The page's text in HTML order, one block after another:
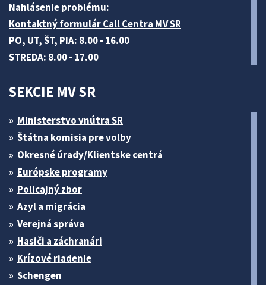
Nahlásenie problému:
Kontaktný formulár Call Centra MV SR
PO, UT, ŠT, PIA: 8.00 - 16.00
STREDA: 8.00 - 17.00
SEKCIE MV SR
Ministerstvo vnútra SR
Štátna komisia pre volby
Okresné úrady/Klientske centrá
Európske programy
Policajný zbor
Azyl a migrácia
Verejná správa
Hasiči a záchranári
Krízové riadenie
Schengen